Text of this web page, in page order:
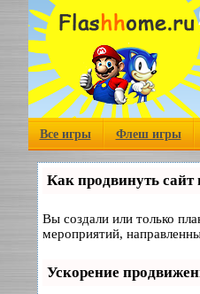
Все игры Флеш игры
Как продвинуть сайт
Вы создали или только
мероприятий,
Ускорение